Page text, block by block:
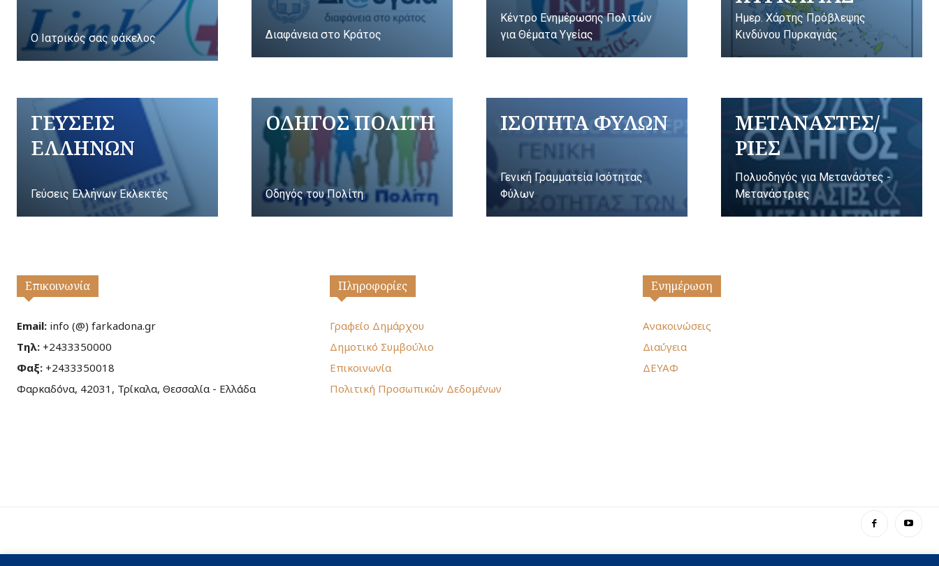
Ο Ιατρικός σας φάκελος Διαφάνεια στο Κράτος
Κέντρο Ενημέρωσης Πολιτών
για Θέματα Υγείας
Ημερ. Χάρτης Πρόβλεψης
Κινδύνου Πυρκαγιάς
ΓΕΥΣΕΙΣ
ΕΛΛΗΝΩΝ
Γεύσεις Ελλήνων Εκλεκτές
ΟΔΗΓΟΣ ΠΟΛΙΤΗ
Οδηγός του Πολίτη
ΙΣΟΤΗΤΑ ΦΥΛΩΝ
Γενική Γραμματεία Ισότητας
Φύλων
ΜΕΤΑΝΑΣΤΕΣ/
ΡΙΕΣ
Πολυοδηγός για Μετανάστες -
Μετανάστριες
Επικοινωνία
Email: info (@) farkadona.gr
Τηλ: +2433350000
Φαξ: +2433350018
Φαρκαδόνα, 42031, Τρίκαλα, Θεσσαλία - Ελλάδα
Πληροφορίες
Γραφείο Δημάρχου
Δημοτικό Συμβούλιο
Επικοινωνία
Πολιτική Προσωπικών Δεδομένων
Ενημέρωση
Ανακοινώσεις
Διαύγεια
ΔΕΥΑΦ